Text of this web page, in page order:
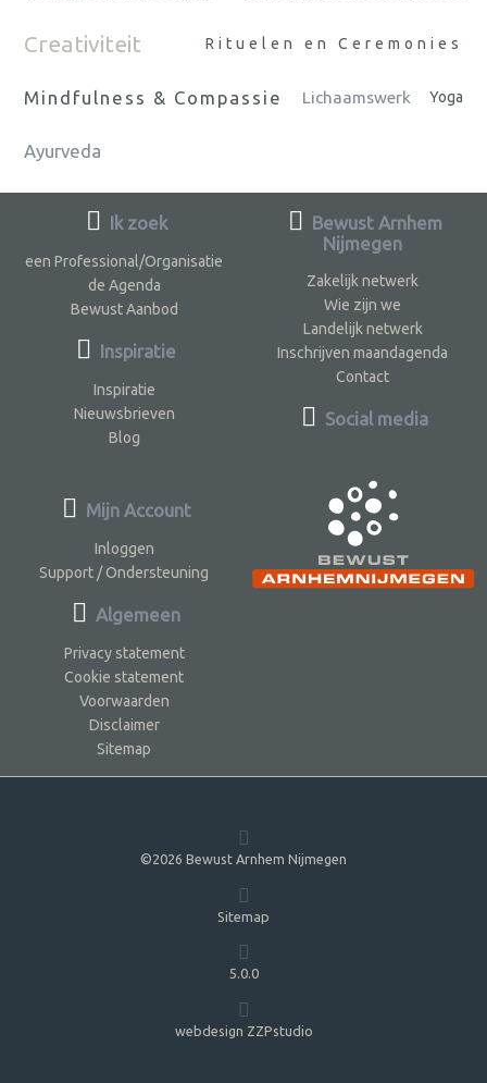
Creativiteit Rituelen en Ceremonies
Mindfulness & Compassie Lichaamswerk Yoga
Ayurveda
Ik zoek
een Professional/Organisatie
de Agenda
Bewust Aanbod
Inspiratie
Inspiratie
Nieuwsbrieven
Blog
Bewust Arnhem
Nijmegen
Zakelijk netwerk
Wie zijn we
Landelijk netwerk
Inschrijven maandagenda
Contact
Social media
Mijn Account
Inloggen
Support / Ondersteuning
Algemeen
Privacy statement
Cookie statement
Voorwaarden
Disclaimer
Sitemap
©2026 Bewust Arnhem Nijmegen
Sitemap
5.0.0
webdesign ZZPstudio